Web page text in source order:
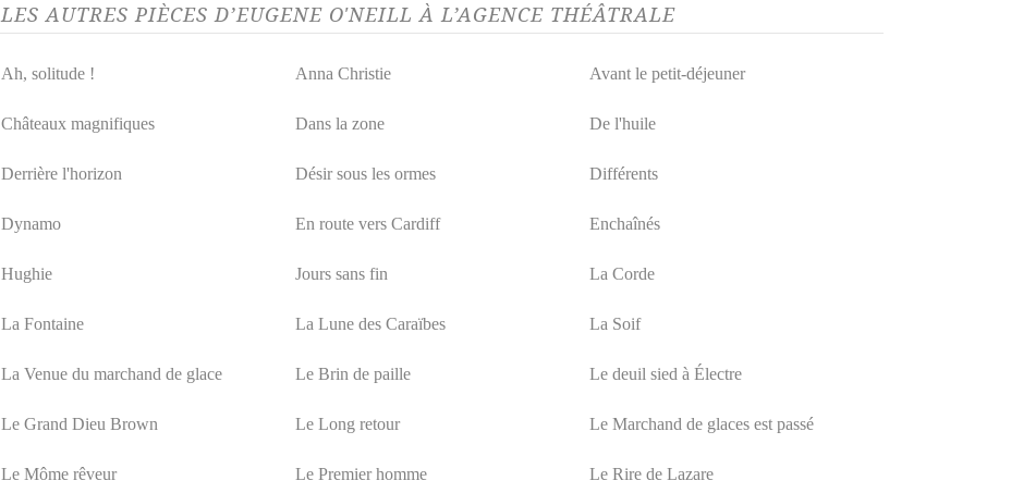
LES AUTRES PIÈCES D’EUGENE O'NEILL À L’AGENCE THÉÂTRALE
Ah, solitude ! Anna Christie Avant le petit-déjeuner
Châteaux magnifiques Dans la zone De l'huile
Derrière l'horizon Désir sous les ormes Différents
Dynamo En route vers Cardiff Enchaînés
Hughie Jours sans fin La Corde
La Fontaine La Lune des Caraïbes La Soif
La Venue du marchand de glace Le Brin de paille Le deuil sied à Électre
Le Grand Dieu Brown Le Long retour Le Marchand de glaces est passé
Le Môme rêveur Le Premier homme Le Rire de Lazare